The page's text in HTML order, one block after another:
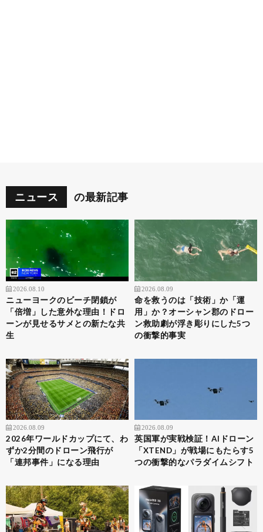
ニュース の最新記事
2026.08.10
ニューヨークのビーチ閉鎖が
「倍増」した意外な理由！ドロ
ーンが見せるサメとの新たな共
生
2026.08.09
命を救うのは「技術」か「運
用」か？オーシャン郡のドロー
ン救助劇が浮き彫りにした5つ
の衝撃的事実
2026.08.09
2026年ワールドカップにて、わ
ずか2分間のドローン飛行が
「連邦事件」になる理由
2026.08.09
英国軍が実戦検証！AIドローン
「XTEND」が戦場にもたらす5
つの衝撃的なパラダイムシフト